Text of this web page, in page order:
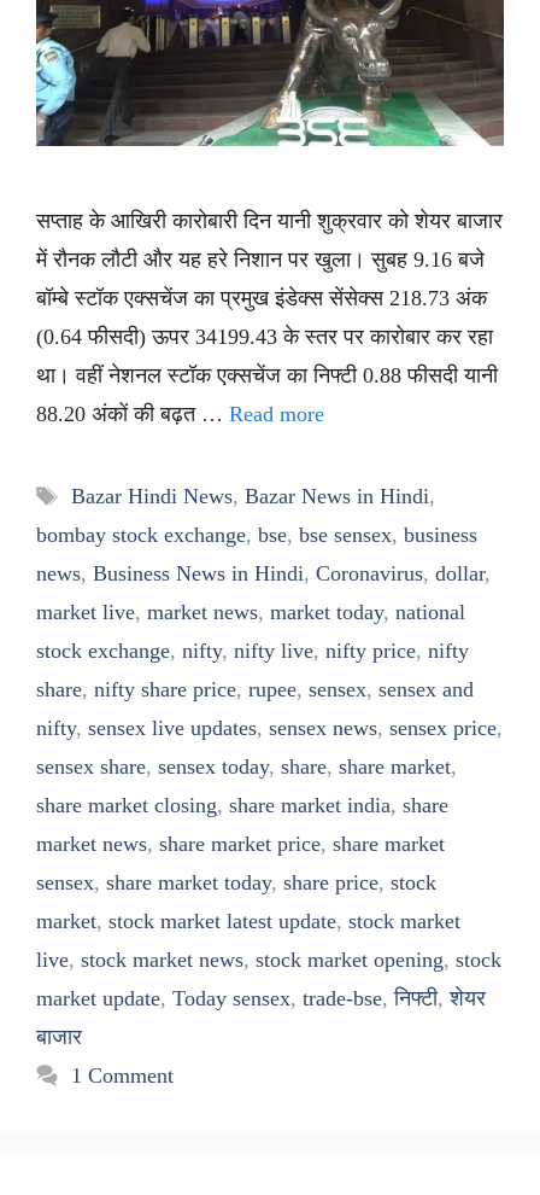
सप्ताह के आखिरी कारोबारी दिन यानी शुक्रवार को शेयर बाजार
में रौनक लौटी और यह हरे निशान पर खुला। सुबह 9.16 बजे
बॉम्बे स्टॉक एक्सचेंज का प्रमुख इंडेक्स सेंसेक्स 218.73 अंक
(0.64 फीसदी) ऊपर 34199.43 के स्तर पर कारोबार कर रहा
था। वहीं नेशनल स्टॉक एक्सचेंज का निफ्टी 0.88 फीसदी यानी
88.20 अंकों की बढ़त … Read more
Tags
Bazar Hindi News, Bazar News in Hindi,
bombay stock exchange, bse, bse sensex, business
news, Business News in Hindi, Coronavirus, dollar,
market live, market news, market today, national
stock exchange, nifty, nifty live, nifty price, nifty
share, nifty share price, rupee, sensex, sensex and
nifty, sensex live updates, sensex news, sensex price,
sensex share, sensex today, share, share market,
share market closing, share market india, share
market news, share market price, share market
sensex, share market today, share price, stock
market, stock market latest update, stock market
live, stock market news, stock market opening, stock
market update, Today sensex, trade-bse,निफ्टी,शेयर
बाजार
1 Comment